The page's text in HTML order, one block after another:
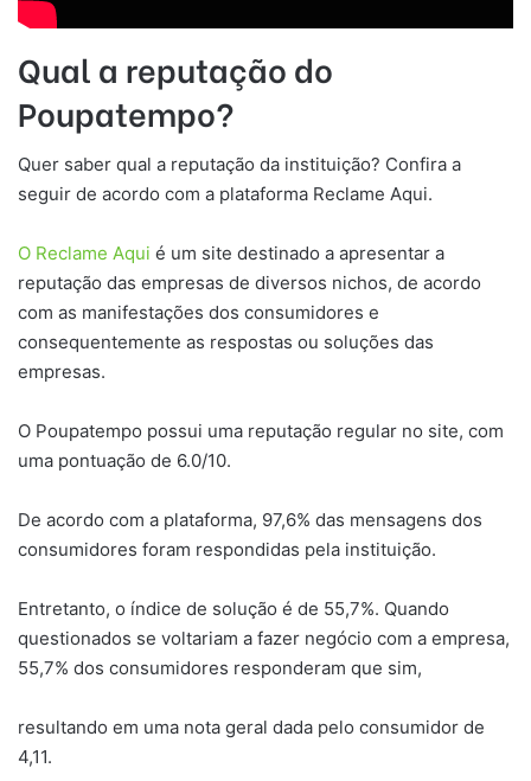
Qual a reputação do
Poupatempo?
Quer saber qual a reputação da instituição? Confira a
seguir de acordo com a plataforma Reclame Aqui.
O Reclame Aqui é um site destinado a apresentar a
reputação das empresas de diversos nichos, de acordo
com as manifestações dos consumidores e
consequentemente as respostas ou soluções das
empresas.
O Poupatempo possui uma reputação regular no site, com
uma pontuação de 6.0/10.
De acordo com a plataforma, 97,6% das mensagens dos
consumidores foram respondidas pela instituição.
Entretanto, o índice de solução é de 55,7%. Quando
questionados se voltariam a fazer negócio com a empresa,
55,7% dos consumidores responderam que sim,
resultando em uma nota geral dada pelo consumidor de
4,11.